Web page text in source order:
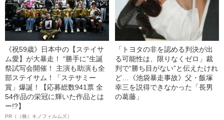
《祝59歳》日本中の【ステイサ
ム愛】が大暴走！ “勝手に”生誕
祭試写会開催！ 主演も助演も全
部ステイサム！「ステサミー
賞」爆誕！【応募総数941票 全
54作品の栄冠に輝いた作品とは
ー!?】
PR（（株）キノフィルムズ）
「トヨタの非を認める判決が出
る可能性は、限りなくゼロ」裁
判で“勝ち目がない”と伝えたけれ
ど…《池袋暴走事故》父・飯塚
幸三を説得できなかった「長男
の葛藤」